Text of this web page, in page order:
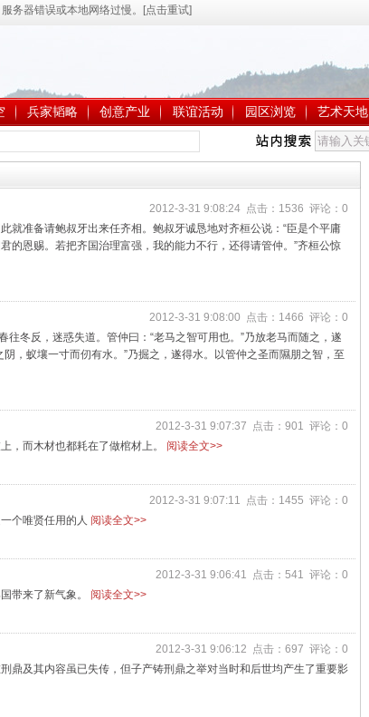
兵家韬略 创意产业 联谊活动 园区浏览 艺术天地
2012-3-31 9:08:24 点击：1536 评论：0
就准备请鲍叔牙出来任齐相。鲍叔牙诚恳地对齐桓公说：“臣是个平庸
的恩赐。若把齐国治理富强，我的能力不行，还得请管仲。”齐桓公惊
2012-3-31 9:08:00 点击：1466 评论：0
冬反，迷惑失道。管仲曰：“老马之智可用也。”乃放老马而随之，遂
，蚁壤一寸而仞有水。”乃掘之，遂得水。以管仲之圣而隰朋之智，至
2012-3-31 9:07:37 点击：901 评论：0
，而木材也都耗在了做棺材上。
阅读全文>>
2012-3-31 9:07:11 点击：1455 评论：0
个唯贤任用的人 阅读全文>>
2012-3-31 9:06:41 点击：541 评论：0
带来了新气象。
阅读全文>>
2012-3-31 9:06:12 点击：697 评论：0
鼎及其内容虽已失传，但子产铸刑鼎之举对当时和后世均产生了重要影